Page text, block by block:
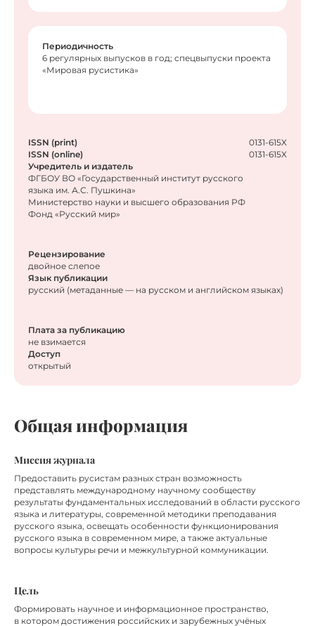
Периодичность
6 регулярных выпусков в год; спецвыпуски проекта
«Мировая русистика»
ISSN (print)
0131-615X
ISSN (online)
0131-615X
Учредитель и издатель
ФГБОУ ВО «Государственный институт русского
языка им. А.С. Пушкина»
Министерство науки и высшего образования РФ
Фонд «Русский мир»
Рецензирование
двойное слепое
Язык публикации
русский (метаданные — на русском и английском языках)
Плата за публикацию
не взимается
Доступ
открытый
Общая информация
Миссия журнала
Предоставить русистам разных стран возможность
представлять международному научному сообществу
результаты фундаментальных исследований в области русского
языка и литературы, современной методики преподавания
русского языка, освещать особенности функционирования
русского языка в современном мире, а также актуальные
вопросы культуры речи и межкультурной коммуникации.
Цель
Формировать научное и информационное пространство,
в котором достижения российских и зарубежных учёных